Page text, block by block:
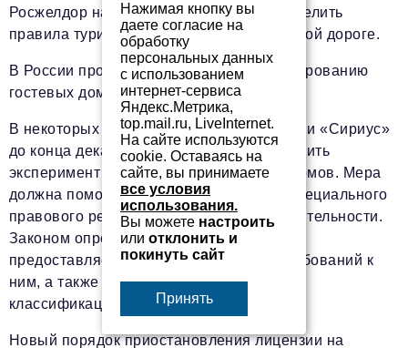
Росжелдор наделен обязанностью определить
правила туристских перевозок по железной дороге.
В России пройдет эксперимент по регулированию
гостевых домов
В некоторых регионах РФ и на территории «Сириус»
до конца декабря 2027 года будет проходить
эксперимент по легализации гостевых домов. Мера
должна помочь в создании механизма специального
правового регулирования этого вида деятельности.
Законом определяется перечень услуг,
предоставляемых в гостевых домах, требований к
ним, а также закрепляется механизм их
классификации.
Новый порядок приостановления лицензии на
Нажимая кнопку вы
даете согласие на
обработку
персональных данных
с использованием
интернет-сервиса
Яндекс.Метрика,
top.mail.ru, LiveInternet.
На сайте используются
cookie. Оставаясь на
сайте, вы принимаете
все условия
использования.
Вы можете настроить
или отклонить и
покинуть сайт
Принять